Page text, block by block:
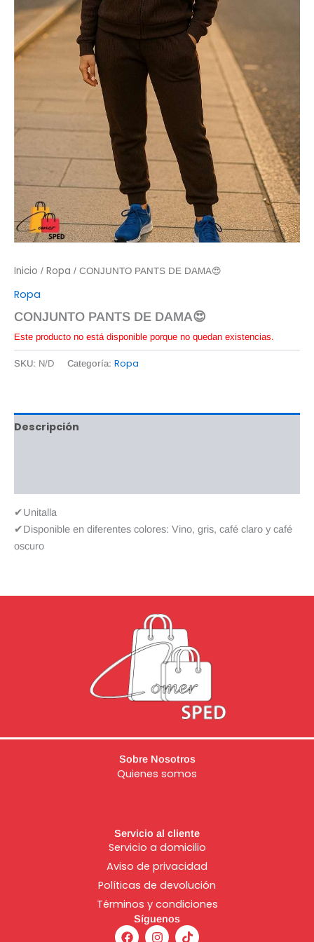
Inicio / Ropa / CONJUNTO PANTS DE DAMA😍
Ropa
CONJUNTO PANTS DE DAMA😍
Este producto no está disponible porque no quedan existencias.
SKU: N/D Categoría: Ropa
Descripción
✔Unitalla
✔Disponible en diferentes colores: Vino, gris, café claro y café
oscuro
Sobre Nosotros
Quienes somos
Servicio al cliente
Servicio a domicilio
Aviso de privacidad
Políticas de devolución
Términos y condiciones
Síguenos
F I T